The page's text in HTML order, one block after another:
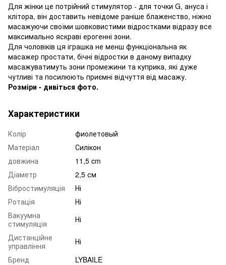
Для жінки це потрійний стимулятор - для точки G, ануса і
клітора, він доставить невідоме раніше блаженство, ніжно
масажуючи своїми шовковистими відростками відразу все
максимально яскраві ерогенні зони.
Для чоловіків ця іграшка не менш функціональна як
масажер простати, бічні відростки в даному випадку
масажуватимуть зони промежини та куприка, які дуже
чутливі та посилюють приємні відчуття від масажу.
Розміри - дивіться фото.
Характеристики
Колір
фиолетовый
Матеріал
Силікон
довжина
11,5 cm
Діаметр
2,5 см
Вібростимуляція
Ні
Ротація
Ні
Вакуумна
стимуляція
Ні
Дистанційне
управління
Ні
Бренд
LYBAILE